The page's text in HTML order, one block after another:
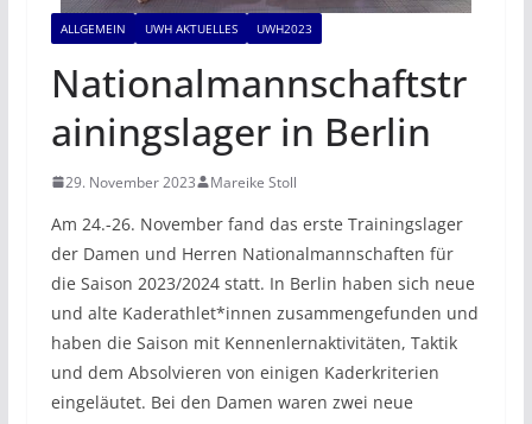
ALLGEMEIN UWH AKTUELLES UWH2023
Nationalmannschaftstr
ainingslager in Berlin
29. November 2023 Mareike Stoll
Am 24.-26. November fand das erste Trainingslager
der Damen und Herren Nationalmannschaften für
die Saison 2023/2024 statt. In Berlin haben sich neue
und alte Kaderathlet*innen zusammengefunden und
haben die Saison mit Kennenlernaktivitäten, Taktik
und dem Absolvieren von einigen Kaderkriterien
eingeläutet. Bei den Damen waren zwei neue